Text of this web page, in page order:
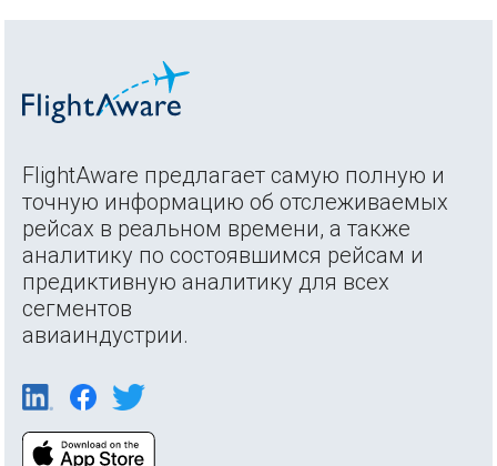
FlightAware предлагает самую полную и
точную информацию об отслеживаемых
рейсах в реальном времени, а также
аналитику по состоявшимся рейсам и
предиктивную аналитику для всех
сегментов
авиаиндустрии.